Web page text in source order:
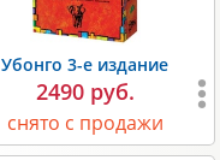
Убонго 3-е издание
2490 руб.
снято с продажи